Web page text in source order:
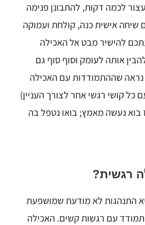
לכמה דקות, להתבונן פנימה
שיחה אישית כנה, קולחת ועמוקה
להישיר מבט אל האכילה
אותה לעומק וסוף סוף גם
שההתמודדות עם האכילה
כל קושי רגשי אחר לצורך העניין)
בוא נעשה מאמץ; בואו נטפל בה
רגשית?
התנהגות לא מודעת שמושפעת
עם רגשות קשים. האכילה